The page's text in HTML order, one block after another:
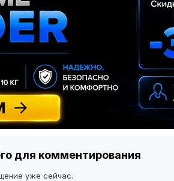
для комментирования
уже сейчас.